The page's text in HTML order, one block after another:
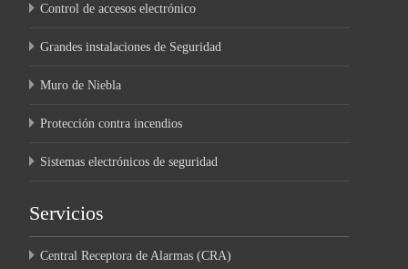
Control de accesos electrónico
Grandes instalaciones de Seguridad
Muro de Niebla
Protección contra incendios
Sistemas electrónicos de seguridad
Servicios
Central Receptora de Alarmas (CRA)